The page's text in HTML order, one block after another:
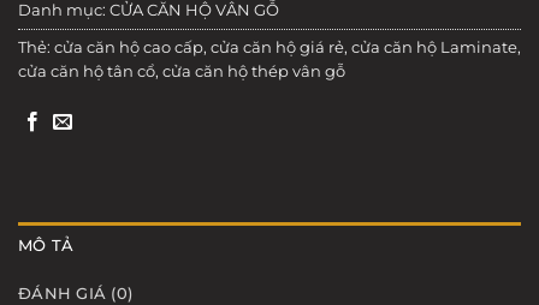
Danh mục: CỬA CĂN HỘ VÂN GỖ
Thẻ: cửa căn hộ cao cấp, cửa căn hộ giá rẻ, cửa căn hộ Laminate,
cửa căn hộ tân cổ, cửa căn hộ thép vân gỗ
MÔ TẢ
ĐÁNH GIÁ (0)